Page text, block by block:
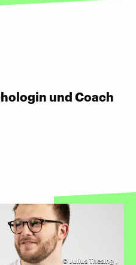
und Coach
© Julius Thesing